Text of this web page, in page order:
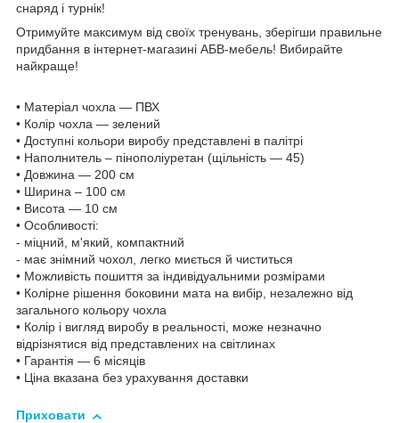
снаряд і турнік!
Отримуйте максимум від своїх тренувань, зберігши правильне
придбання в інтернет-магазині АБВ-мебель! Вибирайте
найкраще!
• Матеріал чохла — ПВХ
• Колір чохла — зелений
• Доступні кольори виробу представлені в палітрі
• Наполнитель – пінополіуретан (щільність — 45)
• Довжина — 200 см
• Ширина – 100 см
• Висота — 10 см
• Особливості:
- міцний, м'який, компактний
- має знімний чохол, легко миється й чиститься
• Можливість пошиття за індивідуальними розмірами
• Колірне рішення боковини мата на вибір, незалежно від
загального кольору чохла
• Колір і вигляд виробу в реальності, може незначно
відрізнятися від представлених на світлинах
• Гарантія — 6 місяців
• Ціна вказана без урахування доставки
Приховати